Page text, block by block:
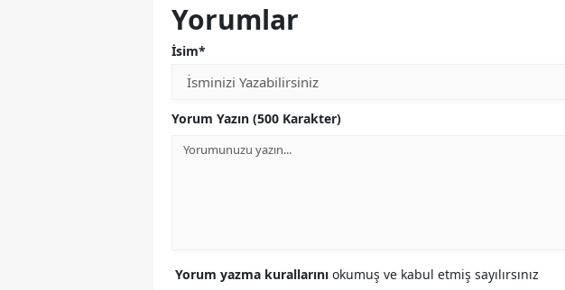
Yorumlar
İsim*
Yorum Yazın (500 Karakter)
Yorum yazma kurallarını okumuş ve kabul etmiş sayılırsınız